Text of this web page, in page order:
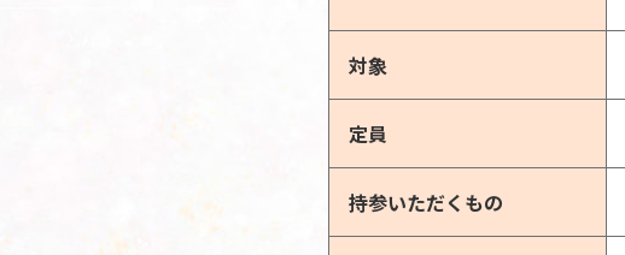
対象
定員
持参いただくもの